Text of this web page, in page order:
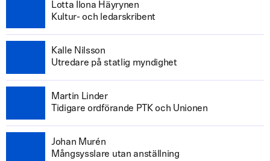
Lotta Ilona Häyrynen
Kultur- och ledarskribent
Kalle Nilsson
Utredare på statlig myndighet
Martin Linder
Tidigare ordförande PTK och Unionen
Johan Murén
Mångsysslare utan anställning